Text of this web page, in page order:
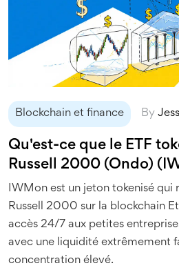
Blockchain et finance By
Qu'est-ce que le ETF
Russell 2000 (Ondo)
IWMon est un jeton tokenisé qui
Russell 2000 sur la blockchain
accès 24/7 aux petites
avec une liquidité extrêmement
concentration élevé.